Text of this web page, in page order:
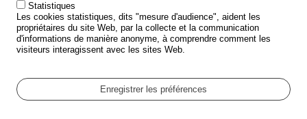
POLITIQUE DE SÉCURITÉ ROUTIÈRE
Outils
AGENDA
GLOSSAIRE
Cookie settings
Statistiques
Les cookies statistiques, dits "mesure d'audience", aident les
propriétaires du site Web, par la collecte et la communication
d'informations de manière anonyme, à comprendre comment les
visiteurs interagissent avec les sites Web.
Enregistrer les préférences